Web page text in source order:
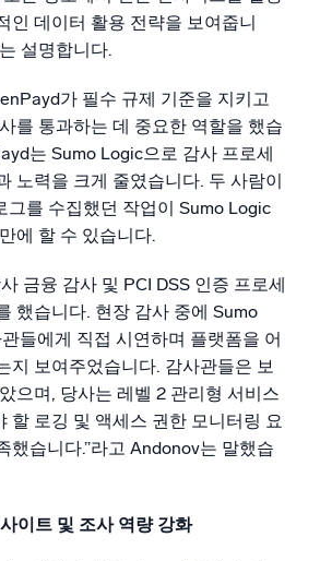
인 데이터 활용 전략을 보여줍니
설명합니다.
가 필수 규제 기준을 지키고
를 통과하는 데 중요한 역할을 했습
는 Sumo Logic으로 감사 프로세
노력을 크게 줄였습니다. 두 사람이
그를 수집했던 작업이 Sumo Logic
에 할 수 있습니다.
금융 감사 및 PCI DSS 인증 프로세
했습니다. 현장 감사 중에 Sumo
들에게 직접 시연하며 플랫폼을 어
지 보여주었습니다. 감사관들은 보
으며, 당사는 레벨 2 관리형 서비스
할 로깅 및 액세스 권한 모니터링 요
했습니다.”라고 Andonov는 말했습
이트 및 조사 역량 강화